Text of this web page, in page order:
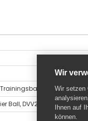
Wir
Wir setzen
Ihnen auf
können.
Ball, DVV2-Prüfsiegel,